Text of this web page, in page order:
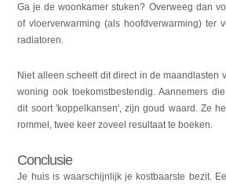
Ga je de woonkamer stuken? Overweeg dan
of vloerverwarming (als hoofdverwarming) ter
radiatoren.
Niet alleen scheelt dit direct in de maandlasten
woning ook toekomstbestendig. Aannemers
dit soort 'koppelkansen', zijn goud waard. Ze
rommel, twee keer zoveel resultaat te boeken.
Conclusie
Je huis is waarschijnlijk je kostbaarste bezit.